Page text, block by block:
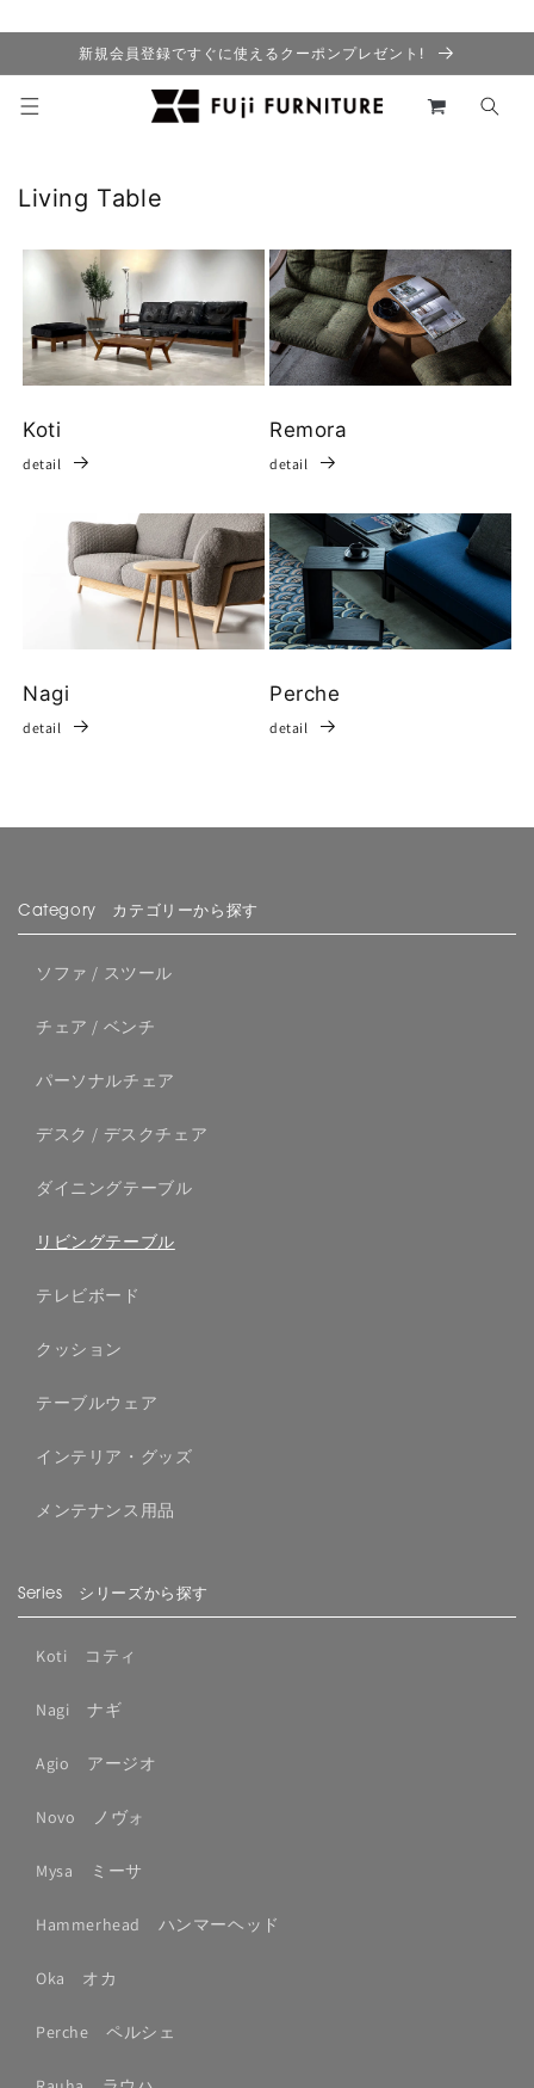
新規会員登録ですぐに使えるクーポンプレゼント!
カ
ー
Living Table
Koti
detail
Remora
detail
Nagi
detail
Perche
detail
Category カテゴリーから探す
ソファ / スツール
チェア / ベンチ
パーソナルチェア
デスク / デスクチェア
ダイニングテーブル
リビングテーブル
テレビボード
クッション
テーブルウェア
インテリア・グッズ
メンテナンス用品
Series シリーズから探す
Koti コティ
Nagi ナギ
Agio アージオ
Novo ノヴォ
Mysa ミーサ
Hammerhead ハンマーヘッド
Oka オカ
Perche ペルシェ